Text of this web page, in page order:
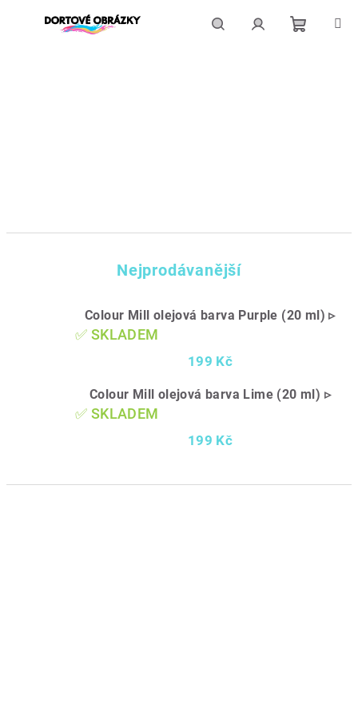
Nejprodávanější
Colour Mill olejová barva Purple (20 ml) ▹
✅ SKLADEM
199 Kč
Colour Mill olejová barva Lime (20 ml) ▹
✅ SKLADEM
199 Kč